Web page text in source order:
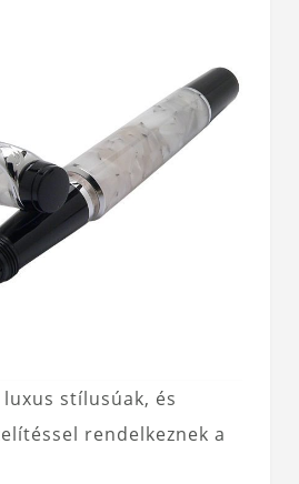
stílusúak, és
rendelkeznek a